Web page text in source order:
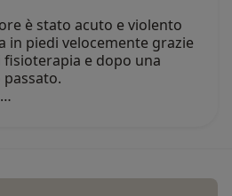
è stato acuto e violento
in piedi velocemente grazie
e dopo una